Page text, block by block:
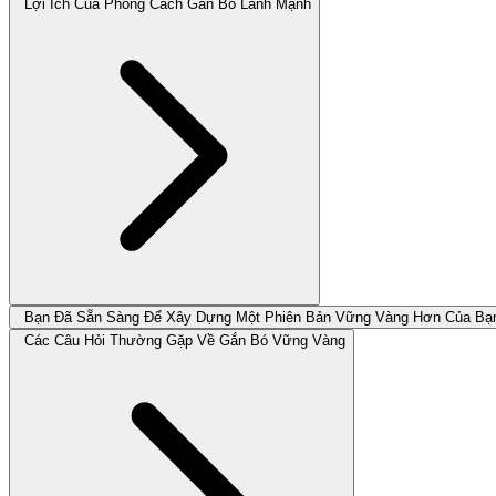
Lợi Ích Của Phong Cách Gắn Bó Lành Mạnh
Bạn Đã Sẵn Sàng Để Xây Dựng Một Phiên Bản Vững Vàng Hơn Của
Các Câu Hỏi Thường Gặp Về Gắn Bó Vững Vàng